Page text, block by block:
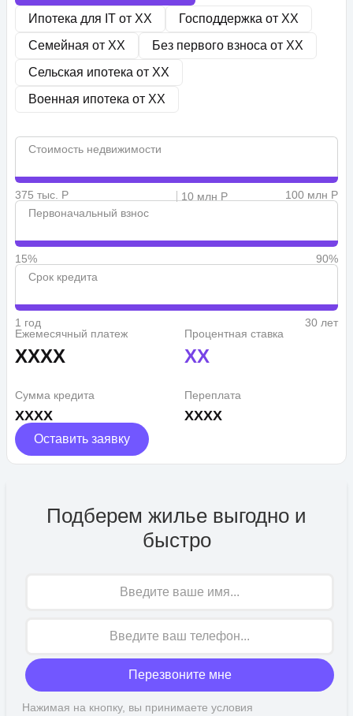
Ипотека для IT от XX Господдержка от XX
Семейная от XX Без первого взноса от XX
Сельская ипотека от XX
Военная ипотека от XX
Стоимость недвижимости
375 тыс. Р 10 млн Р
100 млн Р
Первоначальный взнос
15%
90%
Срок кредита
1 год
30 лет
Ежемесячный платеж
XXXX
Процентная ставка
XX
Сумма кредита
XXXX
Переплата
XXXX
Оставить заявку
Подберем жилье выгодно и
быстро
Перезвоните мне
Нажимая на кнопку, вы принимаете условия